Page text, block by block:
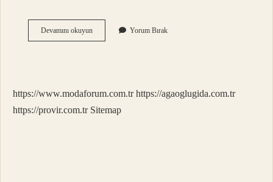
Devamını okuyunÇıyan
Ne
Yorum Bırak
https://www.modaforum.com.tr https://agaoglugida.com.tr
https://provir.com.tr Sitemap